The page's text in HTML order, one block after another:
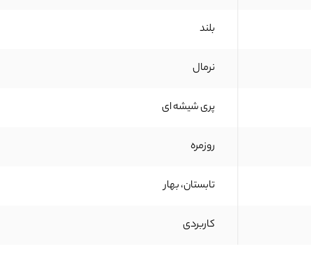
بلند
نرمال
پری شیشه ای
روزمره
تابستان، بهار
کاربردی